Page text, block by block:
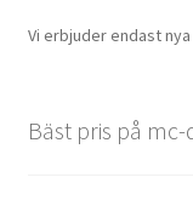
Vi erbjuder endast
Bäst pris på mc-